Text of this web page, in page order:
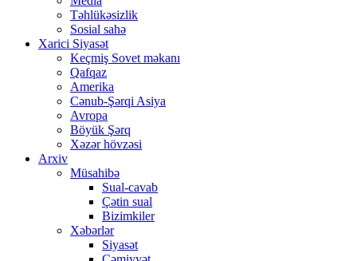
Təhlükəsizlik
Sosial sahə
Xarici Siyasət
Keçmiş Sovet məkanı
Qafqaz
Amerika
Cənub-Şərqi Asiya
Avropa
Böyük Şərq
Xəzər hövzəsi
Arxiv
Müsahibə
Sual-cavab
Çətin sual
Bizimkiler
Xəbərlər
Siyasət